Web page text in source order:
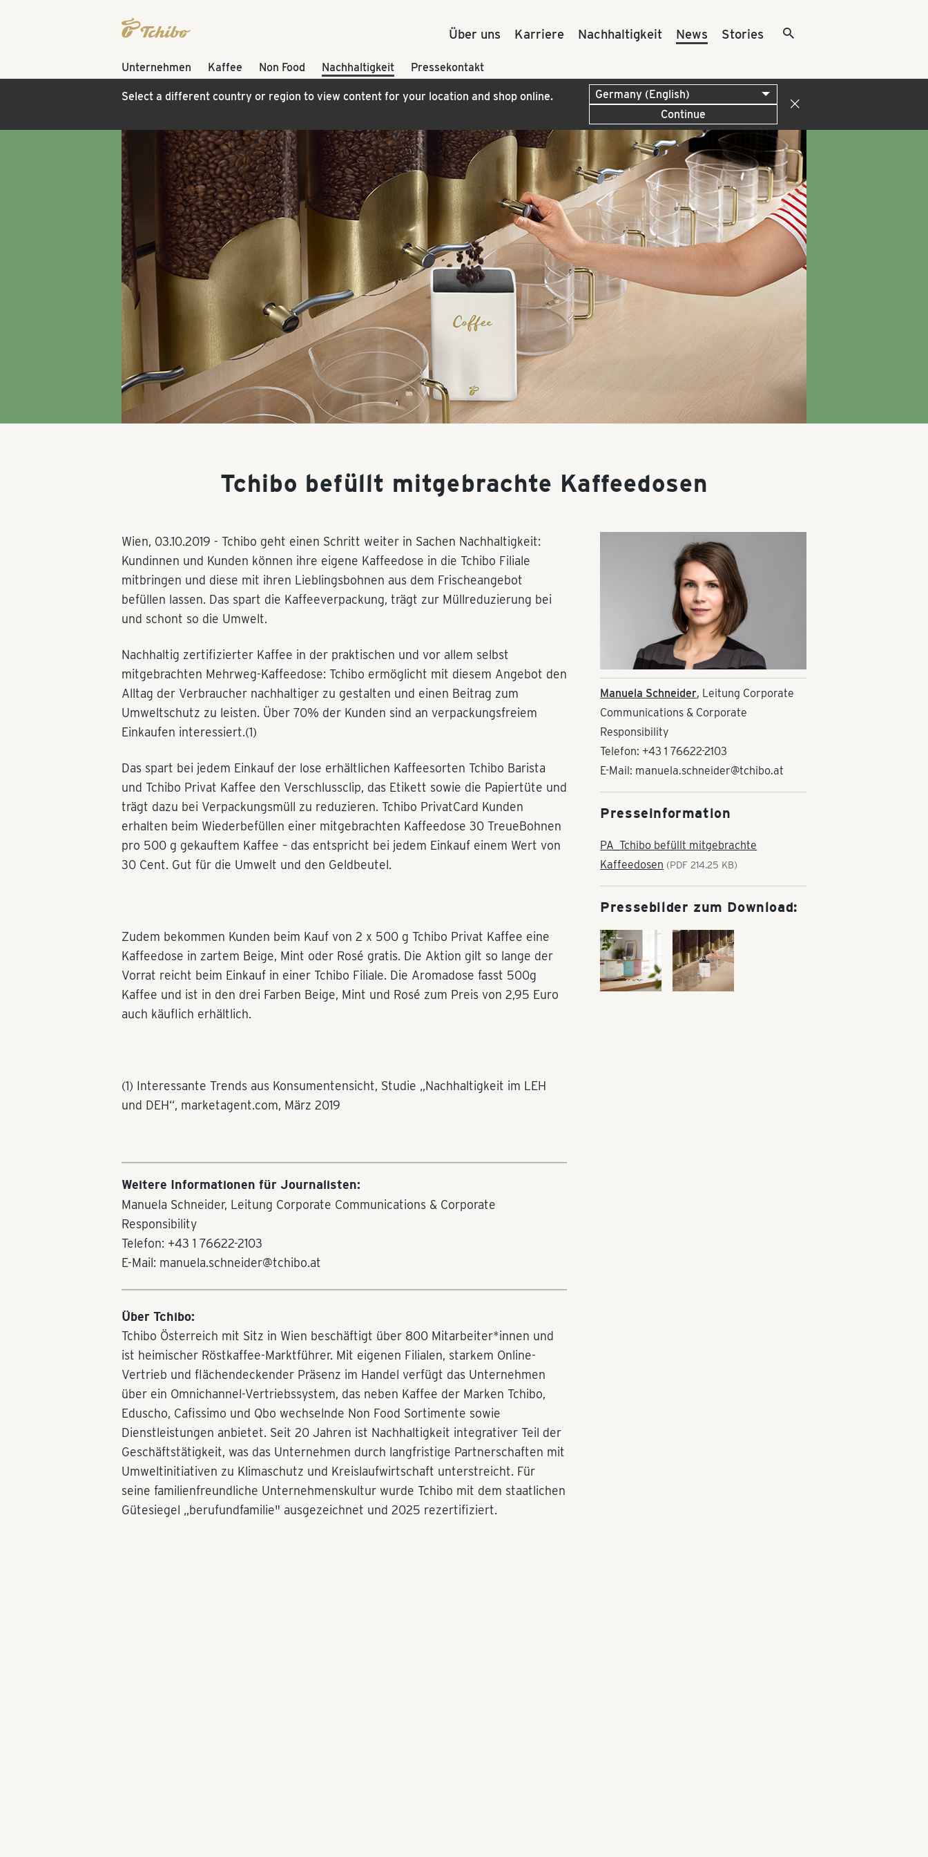
Über uns Karriere Nachhaltigkeit News Stories
Unternehmen Kaffee Non Food Nachhaltigkeit Pressekontakt
Select a different country or region to view content for your location and shop online.
Continue
Tchibo befüllt mitgebrachte Kaffeedosen
Wien, 03.10.2019 - Tchibo geht einen Schritt weiter in Sachen Nachhaltigkeit:
Kundinnen und Kunden können ihre eigene Kaffeedose in die Tchibo Filiale
mitbringen und diese mit ihren Lieblingsbohnen aus dem Frischeangebot
befüllen lassen. Das spart die Kaffeeverpackung, trägt zur Müllreduzierung bei
und schont so die Umwelt.
Nachhaltig zertifizierter Kaffee in der praktischen und vor allem selbst
mitgebrachten Mehrweg-Kaffeedose: Tchibo ermöglicht mit diesem Angebot den
Alltag der Verbraucher nachhaltiger zu gestalten und einen Beitrag zum
Umweltschutz zu leisten. Über 70% der Kunden sind an verpackungsfreiem
Einkaufen interessiert.(1)
Das spart bei jedem Einkauf der lose erhältlichen Kaffeesorten Tchibo Barista
und Tchibo Privat Kaffee den Verschlussclip, das Etikett sowie die Papiertüte und
trägt dazu bei Verpackungsmüll zu reduzieren. Tchibo PrivatCard Kunden
erhalten beim Wiederbefüllen einer mitgebrachten Kaffeedose 30 TreueBohnen
pro 500 g gekauftem Kaffee – das entspricht bei jedem Einkauf einem Wert von
30 Cent. Gut für die Umwelt und den Geldbeutel.
Zudem bekommen Kunden beim Kauf von 2 x 500 g Tchibo Privat Kaffee eine
Kaffeedose in zartem Beige, Mint oder Rosé gratis. Die Aktion gilt so lange der
Vorrat reicht beim Einkauf in einer Tchibo Filiale. Die Aromadose fasst 500g
Kaffee und ist in den drei Farben Beige, Mint und Rosé zum Preis von 2,95 Euro
auch käuflich erhältlich.
(1) Interessante Trends aus Konsumentensicht, Studie „Nachhaltigkeit im LEH
und DEH“, marketagent.com, März 2019
Weitere Informationen für Journalisten:
Manuela Schneider, Leitung Corporate Communications & Corporate
Responsibility
Telefon: +43 1 76622-2103
E-Mail: manuela.schneider@tchibo.at
Über Tchibo:
Tchibo Österreich mit Sitz in Wien beschäftigt über 800 Mitarbeiter*innen und
ist heimischer Röstkaffee-Marktführer. Mit eigenen Filialen, starkem Online-
Vertrieb und flächendeckender Präsenz im Handel verfügt das Unternehmen
über ein Omnichannel-Vertriebssystem, das neben Kaffee der Marken Tchibo,
Eduscho, Cafissimo und Qbo wechselnde Non Food Sortimente sowie
Dienstleistungen anbietet. Seit 20 Jahren ist Nachhaltigkeit integrativer Teil der
Geschäftstätigkeit, was das Unternehmen durch langfristige Partnerschaften mit
Umweltinitiativen zu Klimaschutz und Kreislaufwirtschaft unterstreicht. Für
seine familienfreundliche Unternehmenskultur wurde Tchibo mit dem staatlichen
Gütesiegel „berufundfamilie" ausgezeichnet und 2025 rezertifiziert.
Manuela Schneider, Leitung Corporate
Communications & Corporate
Responsibility
Telefon: +43 1 76622-2103
E-Mail: manuela.schneider@tchibo.at
Presseinformation
PA_Tchibo befüllt mitgebrachte
Kaffeedosen (PDF 214.25 KB)
Pressebilder zum Download: